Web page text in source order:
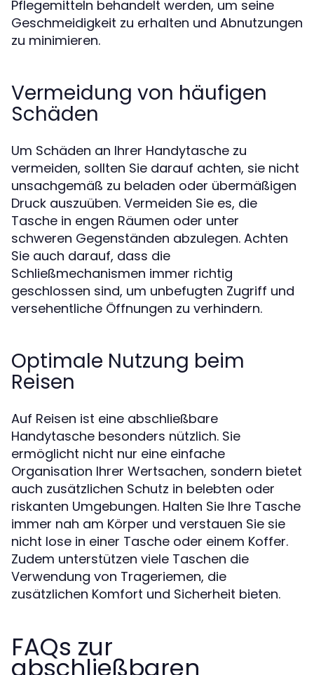
Pflegemitteln behandelt werden, um seine
Geschmeidigkeit zu erhalten und Abnutzungen
zu minimieren.
Vermeidung von häufigen
Schäden
Um Schäden an Ihrer Handytasche zu
vermeiden, sollten Sie darauf achten, sie nicht
unsachgemäß zu beladen oder übermäßigen
Druck auszuüben. Vermeiden Sie es, die
Tasche in engen Räumen oder unter
schweren Gegenständen abzulegen. Achten
Sie auch darauf, dass die
Schließmechanismen immer richtig
geschlossen sind, um unbefugten Zugriff und
versehentliche Öffnungen zu verhindern.
Optimale Nutzung beim
Reisen
Auf Reisen ist eine abschließbare
Handytasche besonders nützlich. Sie
ermöglicht nicht nur eine einfache
Organisation Ihrer Wertsachen, sondern bietet
auch zusätzlichen Schutz in belebten oder
riskanten Umgebungen. Halten Sie Ihre Tasche
immer nah am Körper und verstauen Sie sie
nicht lose in einer Tasche oder einem Koffer.
Zudem unterstützen viele Taschen die
Verwendung von Trageriemen, die
zusätzlichen Komfort und Sicherheit bieten.
FAQs zur
abschließbaren